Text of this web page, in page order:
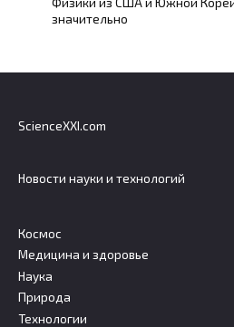
значительно
ScienceXXI.com
Новости науки и технологий
Космос
Медицина и здоровье
Наука
Природа
Технологии